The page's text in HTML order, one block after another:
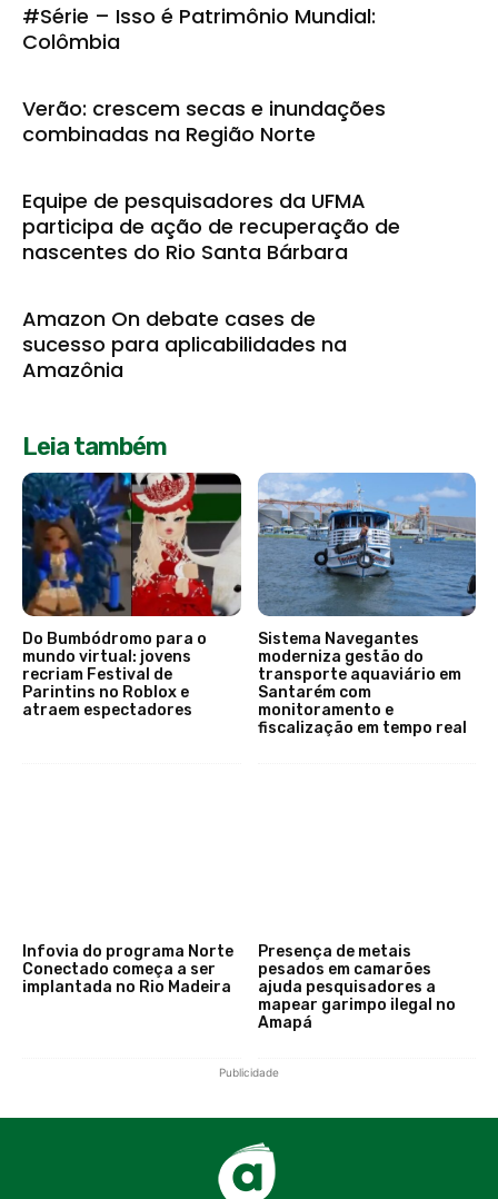
#Série – Isso é Patrimônio Mundial:
Colômbia
Verão: crescem secas e inundações
combinadas na Região Norte
Equipe de pesquisadores da UFMA
participa de ação de recuperação de
nascentes do Rio Santa Bárbara
Amazon On debate cases de
sucesso para aplicabilidades na
Amazônia
Leia também
Do Bumbódromo para o
mundo virtual: jovens
recriam Festival de
Parintins no Roblox e
atraem espectadores
Sistema Navegantes
moderniza gestão do
transporte aquaviário em
Santarém com
monitoramento e
fiscalização em tempo real
Infovia do programa Norte
Conectado começa a ser
implantada no Rio Madeira
Presença de metais
pesados em camarões
ajuda pesquisadores a
mapear garimpo ilegal no
Amapá
Publicidade